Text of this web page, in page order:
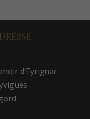
d’Eyrignac